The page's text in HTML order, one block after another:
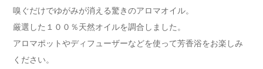
嗅ぐだけでゆがみが消える驚きのアロマオイル。
厳選した１００％天然オイルを調合しました。
アロマポットやディフューザーなどを使って芳香浴をお楽しみ
ください。